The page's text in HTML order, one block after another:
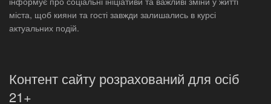
міста, щоб кияни та гості завжди залишались в курсі
актуальних подій.
Контент сайту розрахований для осіб
21+